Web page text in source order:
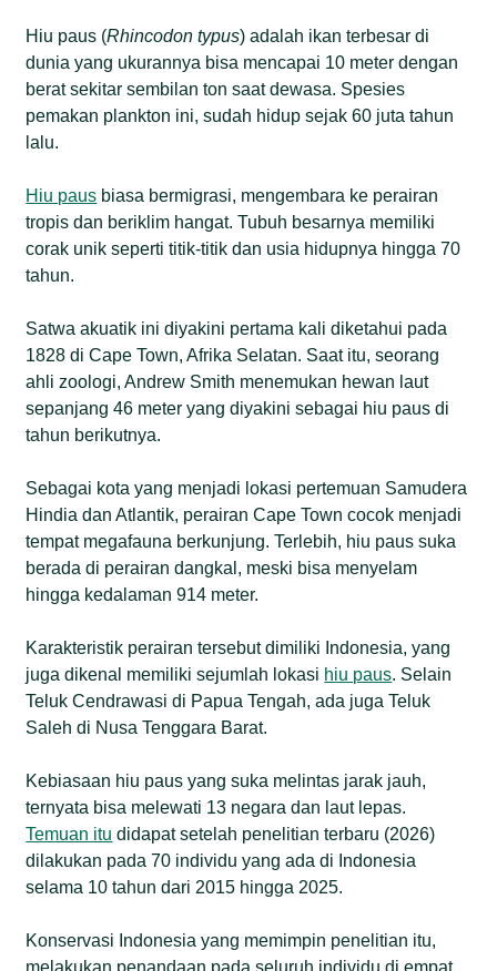
Saleh, Nusa Tenggara Barat. Selain itu, ada juga
Teluk Tomini, Gorontalo, dan Kaimana, Papua
Barat.
Temuan itu didapat setelah penelitian terbaru
(2026) dilakukan pada 70 individu yang ada di
Indonesia selama 10 tahun dari 2015 hingga 2025.
Hiu paus (Rhincodon typus) adalah ikan terbesar di
dunia yang ukurannya bisa mencapai 10 meter dengan
berat sekitar sembilan ton saat dewasa. Spesies
pemakan plankton ini, sudah hidup sejak 60 juta tahun
lalu.
Hiu paus biasa bermigrasi, mengembara ke perairan
tropis dan beriklim hangat. Tubuh besarnya memiliki
corak unik seperti titik-titik dan usia hidupnya hingga 70
tahun.
Satwa akuatik ini diyakini pertama kali diketahui pada
1828 di Cape Town, Afrika Selatan. Saat itu, seorang
ahli zoologi, Andrew Smith menemukan hewan laut
sepanjang 46 meter yang diyakini sebagai hiu paus di
tahun berikutnya.
Sebagai kota yang menjadi lokasi pertemuan Samudera
Hindia dan Atlantik, perairan Cape Town cocok menjadi
tempat megafauna berkunjung. Terlebih, hiu paus suka
berada di perairan dangkal, meski bisa menyelam
hingga kedalaman 914 meter.
Karakteristik perairan tersebut dimiliki Indonesia, yang
juga dikenal memiliki sejumlah lokasi hiu paus. Selain
Teluk Cendrawasi di Papua Tengah, ada juga Teluk
Saleh di Nusa Tenggara Barat.
Kebiasaan hiu paus yang suka melintas jarak jauh,
ternyata bisa melewati 13 negara dan laut lepas.
Temuan itu didapat setelah penelitian terbaru (2026)
dilakukan pada 70 individu yang ada di Indonesia
selama 10 tahun dari 2015 hingga 2025.
Konservasi Indonesia yang memimpin penelitian itu,
melakukan penandaan pada seluruh individu di empat